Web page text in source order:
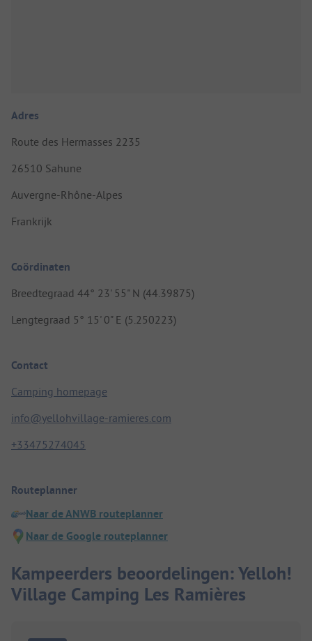
Adres
Route des Hermasses 2235
26510 Sahune
Auvergne-Rhône-Alpes
Frankrijk
Coördinaten
Breedtegraad 44° 23' 55" N (44.39875)
Lengtegraad 5° 15' 0" E (5.250223)
Contact
Camping homepage
info@yellohvillage-ramieres.com
+33475274045
Routeplanner
Naar de ANWB routeplanner
Naar de Google routeplanner
Kampeerders beoordelingen: Yelloh!
Village Camping Les Ramières